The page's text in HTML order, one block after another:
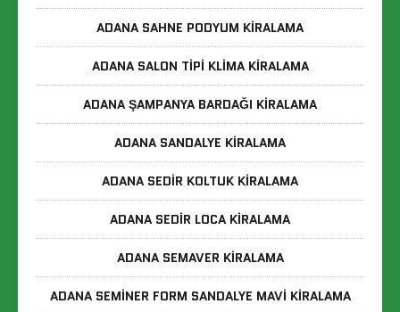
ADANA SAHNE PODYUM KIRALAMA
ADANA SALON TIPI KLIMA KIRALAMA
ADANA ŞAMPANYA BARDAĞI KIRALAMA
ADANA SANDALYE KIRALAMA
ADANA SEDIR KOLTUK KIRALAMA
ADANA SEDIR LOCA KIRALAMA
ADANA SEMAVER KIRALAMA
ADANA SEMINER FORM SANDALYE MAVI KIRALAMA